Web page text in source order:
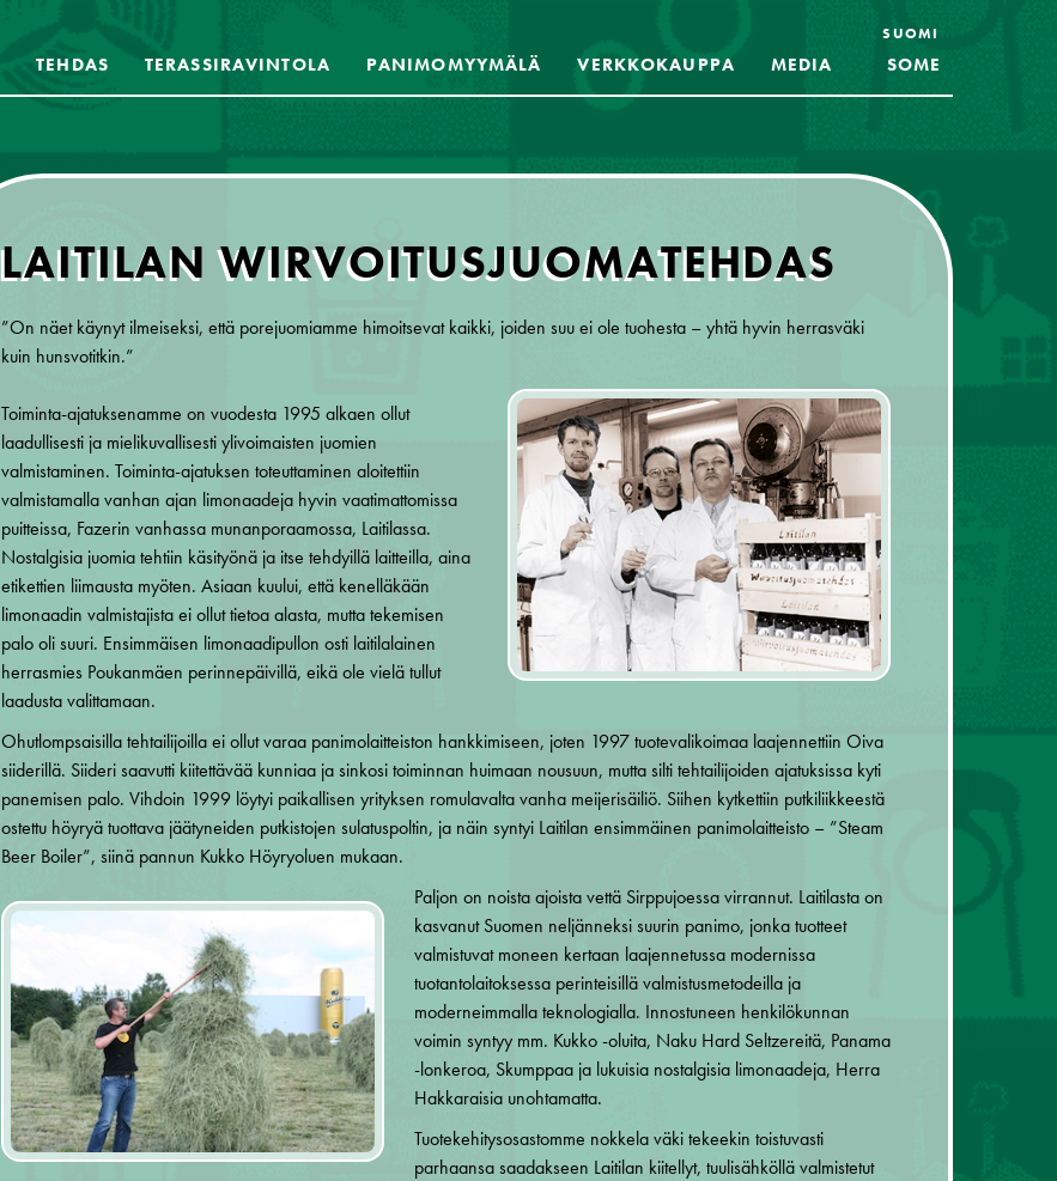
SUOMI
TEHDAS TERASSIRAVINTOLA PANIMOMYYMÄLÄ VERKKOKAUPPA MEDIA SOME
LAITILAN WIRVOITUSJUOMATEHDAS
”On näet käynyt ilmeiseksi, että porejuomiamme himoitsevat kaikki, joiden suu ei ole tuohesta – yhtä hyvin herrasväki
kuin hunsvotitkin.”
Toiminta-ajatuksenamme on vuodesta 1995 alkaen ollut
laadullisesti ja mielikuvallisesti ylivoimaisten juomien
valmistaminen. Toiminta-ajatuksen toteuttaminen aloitettiin
valmistamalla vanhan ajan limonaadeja hyvin vaatimattomissa
puitteissa, Fazerin vanhassa munanporaamossa, Laitilassa.
Nostalgisia juomia tehtiin käsityönä ja itse tehdyillä laitteilla, aina
etikettien liimausta myöten. Asiaan kuului, että kenelläkään
limonaadin valmistajista ei ollut tietoa alasta, mutta tekemisen
palo oli suuri. Ensimmäisen limonaadipullon osti laitilalainen
herrasmies Poukanmäen perinnepäivillä, eikä ole vielä tullut
laadusta valittamaan.
Ohutlompsaisilla tehtailijoilla ei ollut varaa panimolaitteiston hankkimiseen, joten 1997 tuotevalikoimaa laajennettiin Oiva
siiderillä. Siideri saavutti kiitettävää kunniaa ja sinkosi toiminnan huimaan nousuun, mutta silti tehtailijoiden ajatuksissa kyti
panemisen palo. Vihdoin 1999 löytyi paikallisen yrityksen romulavalta vanha meijerisäiliö. Siihen kytkettiin putkiliikkeestä
ostettu höyryä tuottava jäätyneiden putkistojen sulatuspoltin, ja näin syntyi Laitilan ensimmäinen panimolaitteisto – ”Steam
Beer Boiler”, siinä pannun Kukko Höyryoluen mukaan.
Paljon on noista ajoista vettä Sirppujoessa virrannut. Laitilasta on
kasvanut Suomen neljänneksi suurin panimo, jonka tuotteet
valmistuvat moneen kertaan laajennetussa modernissa
tuotantolaitoksessa perinteisillä valmistusmetodeilla ja
moderneimmalla teknologialla. Innostuneen henkilökunnan
voimin syntyy mm. Kukko -oluita, Naku Hard Seltzereitä, Panama
-lonkeroa, Skumppaa ja lukuisia nostalgisia limonaadeja, Herra
Hakkaraisia unohtamatta.
Tuotekehitysosastomme nokkela väki tekeekin toistuvasti
parhaansa saadakseen Laitilan kiitellyt, tuulisähköllä valmistetut